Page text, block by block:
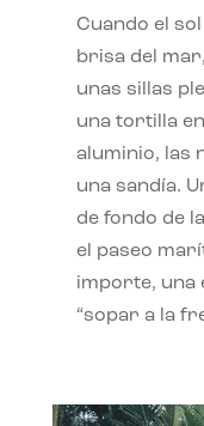
Cuando el
brisa del
unas sillas
una tortilla
aluminio, las
una sandía.
de fondo de
el paseo
importe, una
“sopar a la